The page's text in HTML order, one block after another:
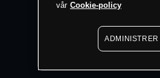
vår Cookie-policy